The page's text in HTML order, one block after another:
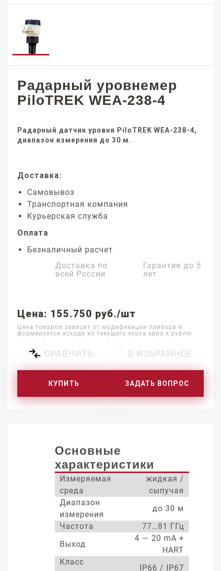
Радарный уровнемер
PiloTREK WEA-238-4
Радарный датчик уровня PiloTREK WEA-238-4,
диапазон измерения до 30 м.
Доставка:
Самовывоз
Транспортная компания
Курьерская служба
Оплата
Безналичный расчет
Доставка по
всей России
Гарантия до 5
лет
Цена: 155.750 руб./шт
Цена товаров зависит от модификации прибора и
формируется исходя из текущего курса евро к рублю
СРАВНИТЬ ♡ В ИЗБРАННОЕ
КУПИТЬ ЗАДАТЬ ВОПРОС
Основные
характеристики
Измеряемая
среда
жидкая /
сыпучая
Диапазон
измерения
до 30 м
Частота
77…81 ГГц
Выход
4 — 20 mA +
HART
Класс
IP66 / IP67